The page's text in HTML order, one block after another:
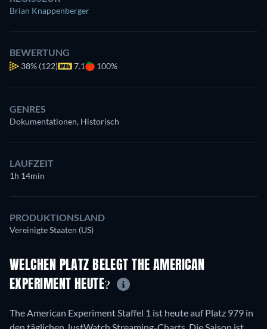
Brian Knappenberger
BEWERTUNG
38% (122) 7.1 100%
GENRES
Dokumentationen, Historisch
LAUFZEIT
1h 14min
PRODUKTIONSLAND
Vereinigte Staaten (US)
WELCHEN PLATZ BELEGT THE AMERICAN
EXPERIMENT HEUTE?
The American Experiment Staffel 1 ist heute auf Platz 979 in
den täglichen JustWatch Streaming-Charts. Die Saison ist